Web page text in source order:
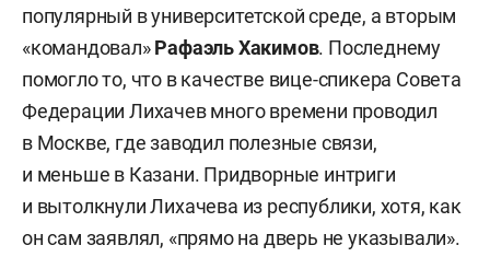
популярный в университетской среде, а вторым
«командовал»Рафаэль Хакимов. Последнему
помогло то, что в качестве вице-спикера Совета
Федерации Лихачев много времени проводил
в Москве, где заводил полезные связи,
и меньше в Казани. Придворные интриги
и вытолкнули Лихачева из республики, хотя, как
он сам заявлял, «прямо на дверь не указывали».